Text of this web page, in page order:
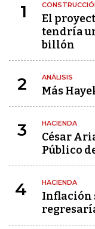
1
El
tendría
billón
2 ANÁLISIS
Más
3 HACIENDA
César
Público
4 HACIENDA
Inflación